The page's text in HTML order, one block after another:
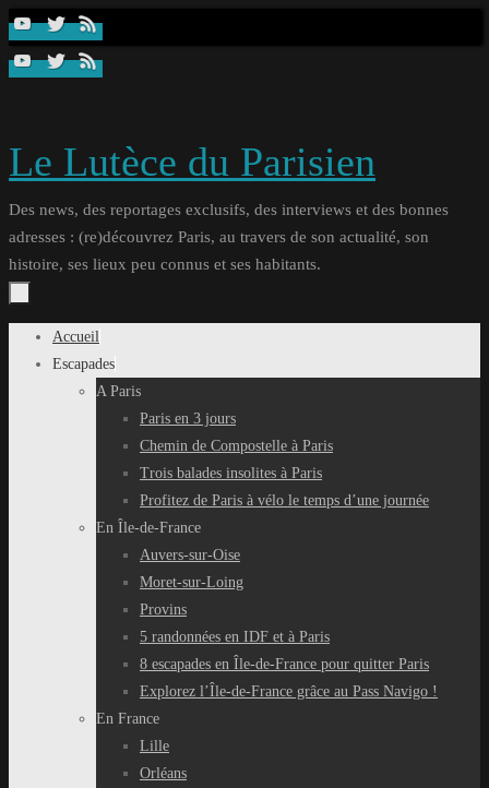
Passer
contenu
Le Lutèce du Parisien
Des news, des reportages exclusifs, des interviews et des bonnes
adresses : (re)découvrez Paris, au travers de son actualité, son
histoire, ses lieux peu connus et ses habitants.
Passer
Accueil
Escapades
A Paris
Paris en 3 jours
Chemin de Compostelle à Paris
Trois balades insolites à Paris
Profitez de Paris à vélo le temps d’une journée
En Île-de-France
Auvers-sur-Oise
Moret-sur-Loing
Provins
5 randonnées en IDF et à Paris
8 escapades en Île-de-France pour quitter Paris
Explorez l’Île-de-France grâce au Pass Navigo !
En France
Lille
Orléans